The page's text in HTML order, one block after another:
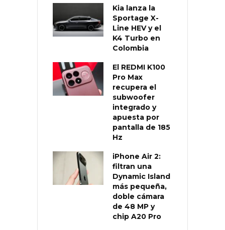
Kia lanza la
Sportage X-
Line HEV y el
K4 Turbo en
Colombia
El REDMI K100
Pro Max
recupera el
subwoofer
integrado y
apuesta por
pantalla de 185
Hz
iPhone Air 2:
filtran una
Dynamic Island
más pequeña,
doble cámara
de 48 MP y
chip A20 Pro